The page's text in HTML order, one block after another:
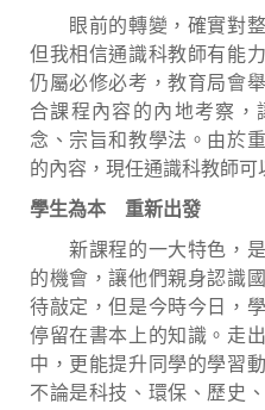
眼前的轉變，確實對整
但我相信通識科教師有能
仍屬必修必考，教育局會
合課程內容的內地考察
念、宗旨和教學法。由於
的內容，現任通識科教師
學生為本 重新出發
新課程的一大特色，是
的機會，讓他們親身認識
待敲定，但是今時今日，
停留在書本上的知識。走
中，更能提升同學的學習
不論是科技、環保、歷史